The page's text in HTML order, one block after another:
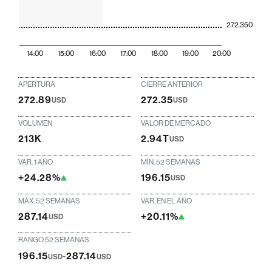
14:00 15:00 16:00 17:00 18:00 19:00 20:00
272.350
APERTURA
272.89USD
CIERRE ANTERIOR
272.35USD
VOLUMEN
213K
VALOR DE MERCADO
2.94TUSD
VAR. 1 AÑO
+24.28%
MÍN. 52 SEMANAS
196.15USD
MÁX. 52 SEMANAS
287.14USD
VAR. EN EL AÑO
+20.11%
RANGO 52 SEMANAS
196.15USD-287.14USD